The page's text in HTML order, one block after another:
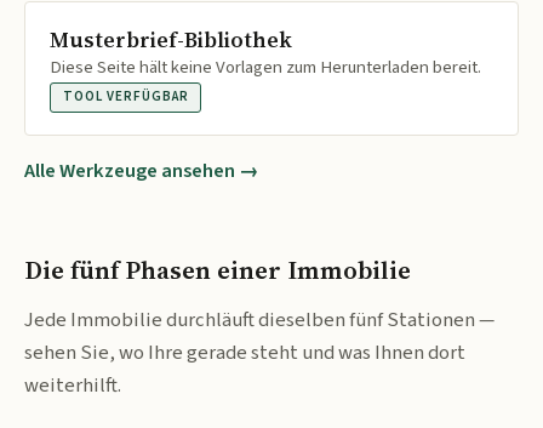
Musterbrief-Bibliothek
Diese Seite hält keine Vorlagen zum Herunterladen bereit.
TOOL VERFÜGBAR
Alle Werkzeuge ansehen →
Die fünf Phasen einer Immobilie
Jede Immobilie durchläuft dieselben fünf Stationen —
sehen Sie, wo Ihre gerade steht und was Ihnen dort
weiterhilft.